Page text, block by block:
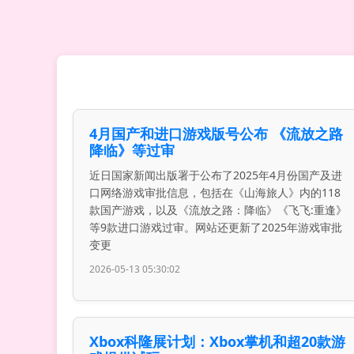
4月国产和进口游戏版号公布 《流放之路
降临》等过审
近日国家新闻出版署于公布了2025年4月份国产及进
口网络游戏审批信息，包括在《山海旅人》内的118
款国产游戏，以及《流放之路：降临》《飞飞:重逢》
等9款进口游戏过审。网站还更新了2025年游戏审批
变更
2026-05-13 05:30:02
Xbox科隆展计划：Xbox掌机和超20款游